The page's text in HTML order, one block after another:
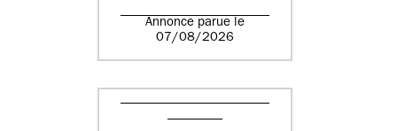
Annonce parue le
07/08/2026